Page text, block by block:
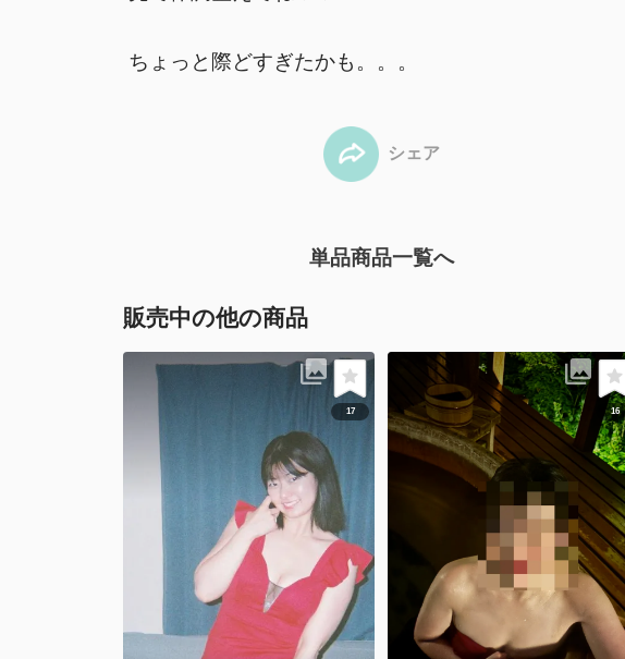
ちょっと際どすぎたかも。。。
シェア
単品商品一覧へ
販売中の他の商品
17 16